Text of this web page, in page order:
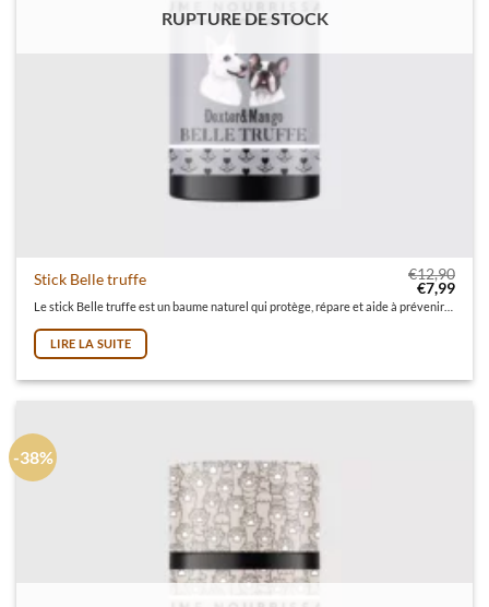
RUPTURE DE STOCK
Stick Belle truffe €12,90
Le prix
€7,99Le
LIRE LA SUITE
-38%